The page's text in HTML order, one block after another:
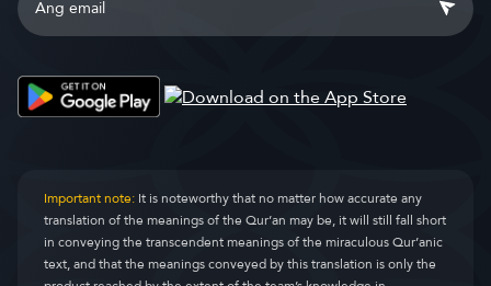
Important note:It is noteworthy that no matter how accurate any
translation of the meanings of the Qur’an may be, it will still fall short
in conveying the transcendent meanings of the miraculous Qur’anic
text, and that the meanings conveyed by this translation is only the